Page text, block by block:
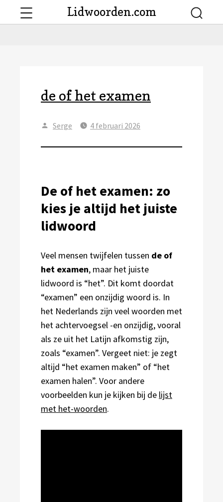
Lidwoorden.com
de of het examen
Author
Serge
Posted
4 februari 2026
De of het examen: zo
kies je altijd het juiste
lidwoord
Veel mensen twijfelen tussen de of
het examen, maar het juiste
lidwoord is “het”. Dit komt doordat
“examen” een onzijdig woord is. In
het Nederlands zijn veel woorden met
het achtervoegsel -en onzijdig, vooral
als ze uit het Latijn afkomstig zijn,
zoals “examen”. Vergeet niet: je zegt
altijd “het examen maken” of “het
examen halen”. Voor andere
voorbeelden kun je kijken bij de lijst
met het-woorden.